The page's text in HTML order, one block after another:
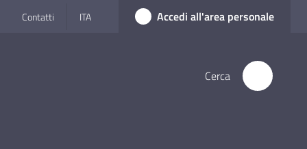
Contatti ITA Accedi all'area personale
Cerca